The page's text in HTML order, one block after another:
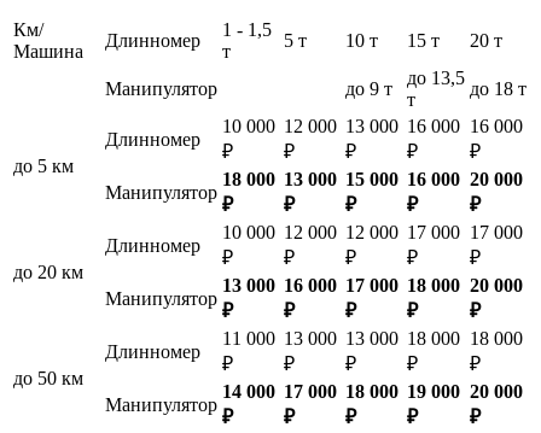
Км/
Машина
Длинномер
1 - 1,5
т
5 т 10 т 15 т 20 т
Манипулятор до 9 т
до 13,5
т
до 18 т
до 5 км
Длинномер
10 000
₽
12 000
₽
13 000
₽
16 000
₽
16 000
₽
Манипулятор
18 000
₽
13 000
₽
15 000
₽
16 000
₽
20 000
₽
до 20 км
Длинномер
10 000
₽
12 000
₽
12 000
₽
17 000
₽
17 000
₽
Манипулятор
13 000
₽
16 000
₽
17 000
₽
18 000
₽
20 000
₽
до 50 км
Длинномер
11 000
₽
13 000
₽
13 000
₽
18 000
₽
18 000
₽
Манипулятор
14 000
₽
17 000
₽
18 000
₽
19 000
₽
20 000
₽